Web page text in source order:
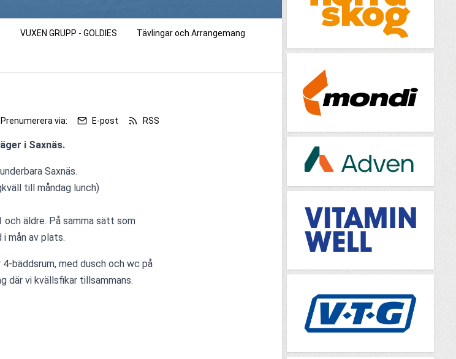
VUXEN GRUPP - GOLDIES Tävlingar och Arrangemang
Prenumerera via: E-post RSS
i Saxnäs.
Saxnäs.
till måndag lunch)
och äldre. På samma sätt som
mån av plats.
bäddsrum, med dusch och wc på
där vi kvällsfikar tillsammans.